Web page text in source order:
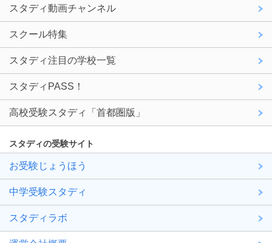
スタディ動画チャンネル
スクール特集
スタディ注目の学校一覧
スタディPASS！
高校受験スタディ「首都圏版」
スタディの受験サイト
お受験じょうほう
中学受験スタディ
スタディラボ